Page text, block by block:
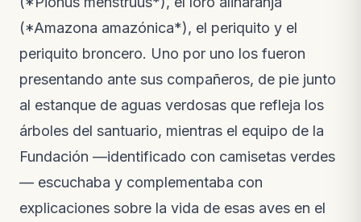
(*Amazona amazónica*), el periquito y el
periquito broncero. Uno por uno los fueron
presentando ante sus compañeros, de pie junto
al estanque de aguas verdosas que refleja los
árboles del santuario, mientras el equipo de la
Fundación —identificado con camisetas verdes
— escuchaba y complementaba con
explicaciones sobre la vida de esas aves en el